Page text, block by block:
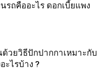
รถคืออะไร ดอกเบี้ยแพง
วยวิธีปักปากกาเหมาะกับ
ะไรบ้าง ?